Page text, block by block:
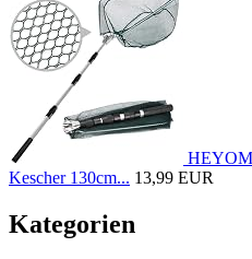
Kescher 130cm... 13,99 EUR
Kategorien